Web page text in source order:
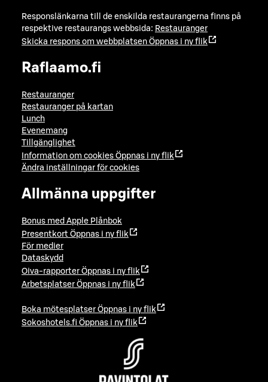
Responslänkarna till de enskilda restaurangerna finns på
respektive restaurangs webbsida: Restauranger
Skicka respons om webbplatsen Öppnas i ny flik
Raflaamo.fi
Restauranger
Restauranger på kartan
Lunch
Evenemang
Tillgänglighet
Information om cookies Öppnas i ny flik
Ändra inställningar för cookies
Allmänna uppgifter
Bonus med Apple Plånbok
Presentkort Öppnas i ny flik
För medier
Dataskydd
Oiva-rapporter Öppnas i ny flik
Arbetsplatser Öppnas i ny flik
Boka mötesplatser Öppnas i ny flik
Sokoshotels.fi Öppnas i ny flik